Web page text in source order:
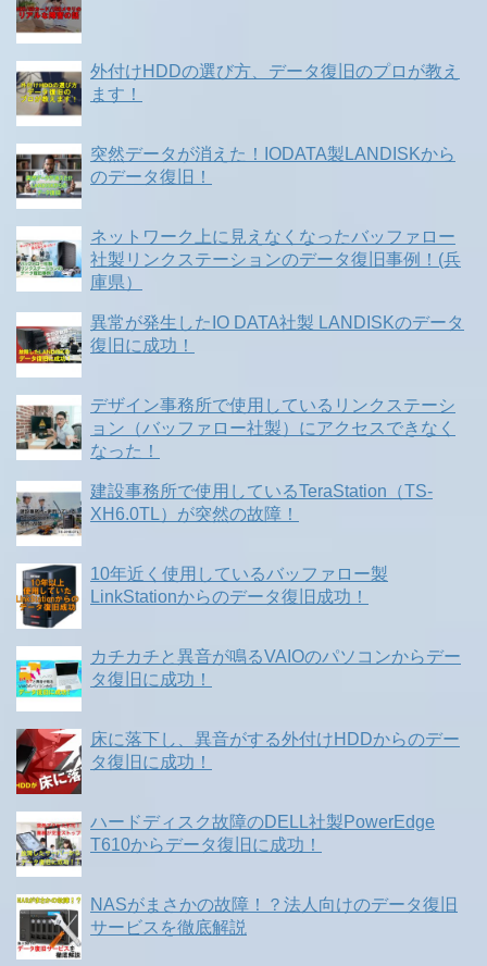
外付けHDDの選び方、データ復旧のプロが教え
ます！
突然データが消えた！IODATA製LANDISKから
のデータ復旧！
ネットワーク上に見えなくなったバッファロー
社製リンクステーションのデータ復旧事例！(兵
庫県）
異常が発生したIO DATA社製 LANDISKのデータ
復旧に成功！
デザイン事務所で使用しているリンクステーシ
ョン（バッファロー社製）にアクセスできなく
なった！
建設事務所で使用しているTeraStation（TS-
XH6.0TL）が突然の故障！
10年近く使用しているバッファロー製
LinkStationからのデータ復旧成功！
カチカチと異音が鳴るVAIOのパソコンからデー
タ復旧に成功！
床に落下し、異音がする外付けHDDからのデー
タ復旧に成功！
ハードディスク故障のDELL社製PowerEdge
T610からデータ復旧に成功！
NASがまさかの故障！？法人向けのデータ復旧
サービスを徹底解説